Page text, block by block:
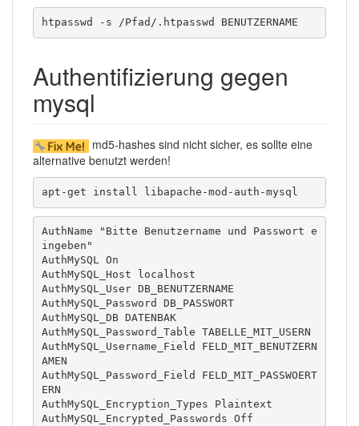
htpasswd -s /Pfad/.htpasswd BENUTZERNAME
Authentifizierung gegen
mysql
md5-hashes sind nicht sicher, es sollte eine
alternative benutzt werden!
apt-get install libapache-mod-auth-mysql
AuthName "Bitte Benutzername und Passwort e
ingeben"
AuthMySQL On
AuthMySQL_Host localhost
AuthMySQL_User DB_BENUTZERNAME
AuthMySQL_Password DB_PASSWORT
AuthMySQL_DB DATENBAK
AuthMySQL_Password_Table TABELLE_MIT_USERN
AuthMySQL_Username_Field FELD_MIT_BENUTZERN
AMEN
AuthMySQL_Password_Field FELD_MIT_PASSWOERT
ERN
AuthMySQL_Encryption_Types Plaintext
AuthMySQL_Encrypted_Passwords Off